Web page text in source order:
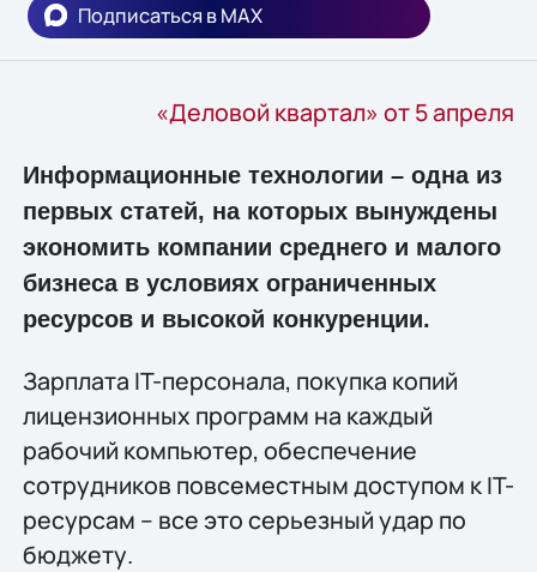
Подписаться в MAX
«Деловой квартал» от 5 апреля
Информационные технологии – одна из
первых статей, на которых вынуждены
экономить компании среднего и малого
бизнеса в условиях ограниченных
ресурсов и высокой конкуренции.
Зарплата IT-персонала, покупка копий
лицензионных программ на каждый
рабочий компьютер, обеспечение
сотрудников повсеместным доступом к IT-
ресурсам – все это серьезный удар по
бюджету.